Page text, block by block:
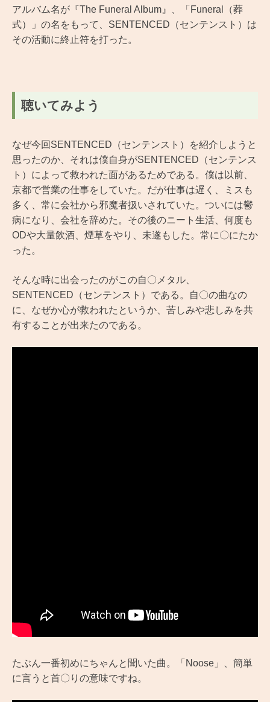
アルバム名が『The Funeral Album』、「Funeral（葬
式）」の名をもって、SENTENCED（センテンスト）は
その活動に終止符を打った。
聴いてみよう
なぜ今回SENTENCED（センテンスト）を紹介しようと
思ったのか、それは僕自身がSENTENCED（センテンス
ト）によって救われた面があるためである。僕は以前、
京都で営業の仕事をしていた。だが仕事は遅く、ミスも
多く、常に会社から邪魔者扱いされていた。ついには鬱
病になり、会社を辞めた。その後のニート生活、何度も
ODや大量飲酒、煙草をやり、未遂もした。常に〇にたか
った。
そんな時に出会ったのがこの自〇メタル、
SENTENCED（センテンスト）である。自〇の曲なの
に、なぜか心が救われたというか、苦しみや悲しみを共
有することが出来たのである。
たぶん一番初めにちゃんと聞いた曲。「Noose」、簡単
に言うと首〇りの意味ですね。